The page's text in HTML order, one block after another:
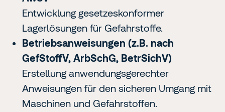
Entwicklung gesetzeskonformer
Lagerlösungen für Gefahrstoffe.
Betriebsanweisungen (z.B. nach
GefStoffV, ArbSchG, BetrSichV)
Erstellung anwendungsgerechter
Anweisungen für den sicheren Umgang mit
Maschinen und Gefahrstoffen.